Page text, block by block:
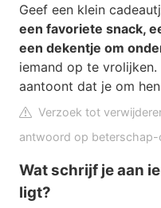
Geef een klein
een favoriete snack,
een dekentje om
iemand op te
aantoont dat je om
Verzoek tot
antwoord op beterschap-
Wat schrijf je aan
ligt?